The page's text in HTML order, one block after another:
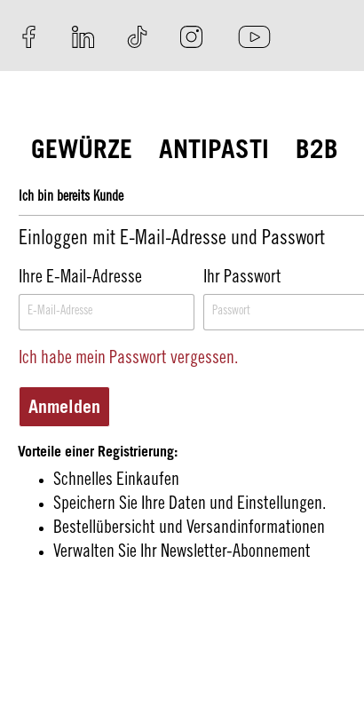
GEWÜRZE ANTIPASTI B2B
Ich bin bereits Kunde
Einloggen mit E-Mail-Adresse und Passwort
Ihre E-Mail-Adresse Ihr Passwort
Ich habe mein Passwort vergessen.
Anmelden
Vorteile einer Registrierung:
Schnelles Einkaufen
Speichern Sie Ihre Daten und Einstellungen.
Bestellübersicht und Versandinformationen
Verwalten Sie Ihr Newsletter-Abonnement